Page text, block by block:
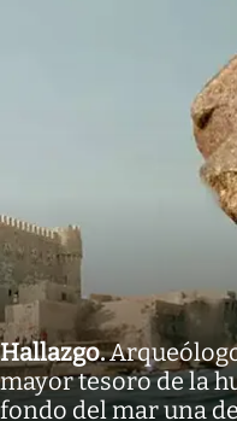
Hallazgo.
mayor tesoro de la
fondo del mar una